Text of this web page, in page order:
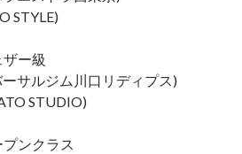
STYLE)
ー級
サルジム川口リディプス)
STUDIO)
ンクラス